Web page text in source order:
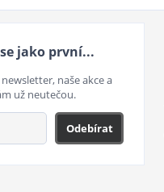
jako první...
naše akce a
už neutečou.
Odebírat